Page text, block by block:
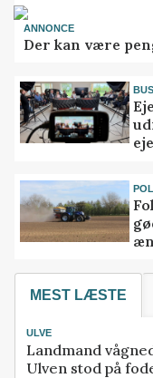
ANNONCE
Der kan være
MEST LÆSTE
ULVE
Landmand
Ulven stod på